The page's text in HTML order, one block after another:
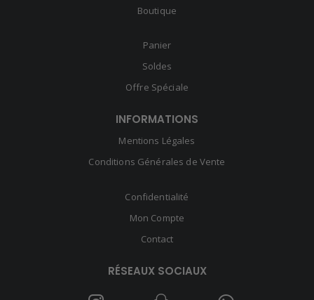
Boutique
Panier
Soldes
Offre Spéciale
INFORMATIONS
Mentions Légales
Conditions Générales de Vente
Confidentialité
Mon Compte
Contact
RÉSEAUX SOCIAUX